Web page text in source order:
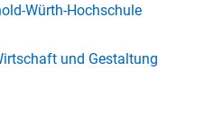
Würth-Hochschule
und Gestaltung